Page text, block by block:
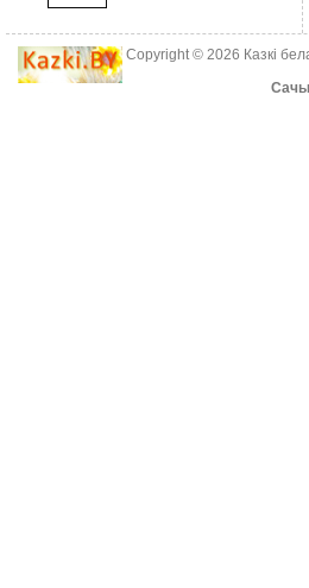
Copyright © 2026 Казкі